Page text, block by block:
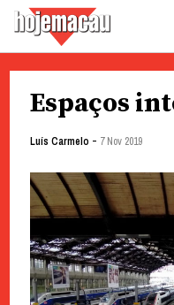
Espaços
Luís Carmelo - 7 Nov 2019